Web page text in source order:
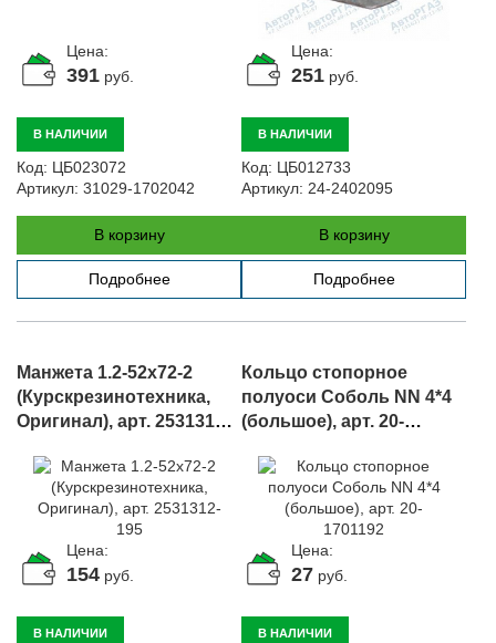
Цена:
391 руб.
В НАЛИЧИИ
Код: ЦБ023072
Артикул: 31029-1702042
В корзину
Подробнее
Цена:
251 руб.
В НАЛИЧИИ
Код: ЦБ012733
Артикул: 24-2402095
В корзину
Подробнее
Манжета 1.2-52х72-2
(Курскрезинотехника,
Оригинал), арт. 2531312-
Цена:
154 руб.
В НАЛИЧИИ
Кольцо стопорное
полуоси Соболь NN 4*4
(большое), арт. 20-
Цена:
27 руб.
В НАЛИЧИИ